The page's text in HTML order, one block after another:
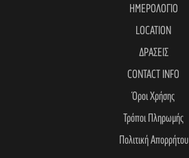
ΗΜΕΡΟΛΟΓΙΟ
LOCATION
ΔΡΑΣΕΙΣ
CONTACT INFO
Όροι Χρήσης
Τρόποι Πληρωμής
Πολιτική Απορρήτου